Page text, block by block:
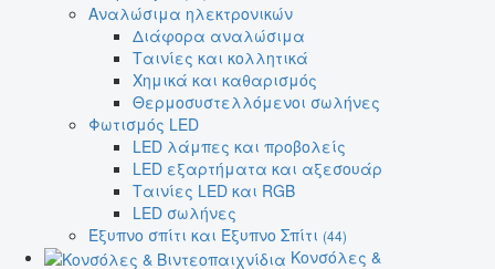
Αναλώσιμα ηλεκτρονικών
Διάφορα αναλώσιμα
Ταινίες και κολλητικά
Χημικά και καθαρισμός
Θερμοσυστελλόμενοι σωλήνες
Φωτισμός LED
LED λάμπες και προβολείς
LED εξαρτήματα και αξεσουάρ
Ταινίες LED και RGB
LED σωλήνες
Έξυπνο σπίτι και Έξυπνο Σπίτι (44)
Κονσόλες &